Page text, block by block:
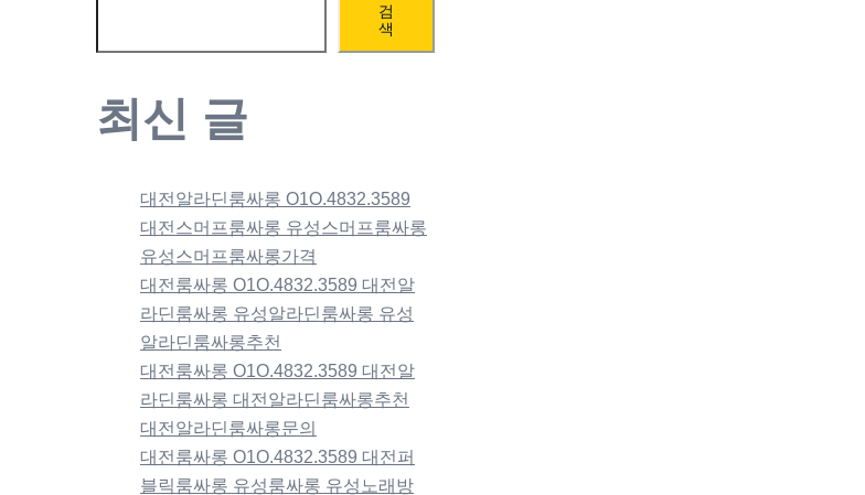
검
색
최신 글
대전알라딘룸싸롱 O1O.4832.3589
대전스머프룸싸롱 유성스머프룸싸롱
유성스머프룸싸롱가격
대전룸싸롱 O1O.4832.3589 대전알
라딘룸싸롱 유성알라딘룸싸롱 유성
알라딘룸싸롱추천
대전룸싸롱 O1O.4832.3589 대전알
라딘룸싸롱 대전알라딘룸싸롱추천
대전알라딘룸싸롱문의
대전룸싸롱 O1O.4832.3589 대전퍼
블릭룸싸롱 유성룸싸롱 유성노래방